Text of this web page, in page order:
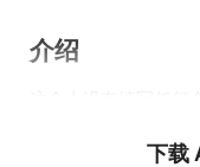
介绍
下载